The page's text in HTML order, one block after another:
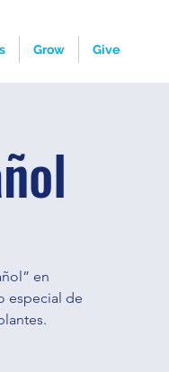
Grow Give
en
especial de